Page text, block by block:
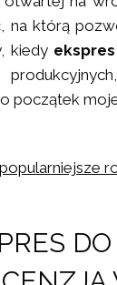
na którą
kiedy
początek